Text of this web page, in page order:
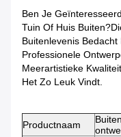
Ben Je
Tuin Of Huis Buiten?
BuitenlevenIs
Professionele
MeerArtistieke
Het Zo Leuk Vindt.
Productnaam